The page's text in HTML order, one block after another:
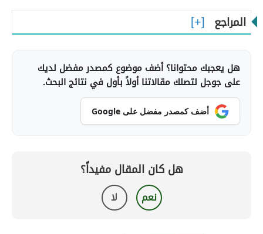
المراجع
هل يعجبك محتوانا؟ أضف موضوع كمصدر مفضل لديك
على جوجل لتصلك مقالاتنا أولاً بأول في نتائج البحث.
أضف كمصدر مفضل على Google
هل كان المقال مفيداً؟
نعم لا